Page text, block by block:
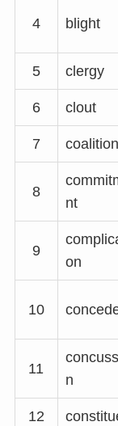
4 blight
5 clergy
6 clout
7 coalition
8
nt
9
on
10
11
n
12